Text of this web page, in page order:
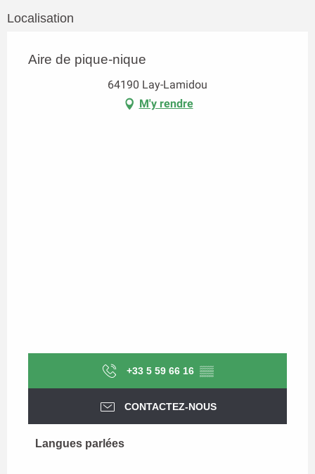
Localisation
Aire de pique-nique
64190 Lay-Lamidou
M'y rendre
+33 5 59 66 16 ▒▒
CONTACTEZ-NOUS
Langues parlées
Langues parlées